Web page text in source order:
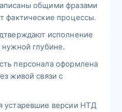
общими фразами
фактические процессы.
исполнение
глубине.
персонала оформлена
живой связи с
устаревшие версии НТД